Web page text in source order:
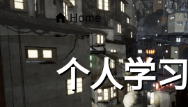
Home
个人学